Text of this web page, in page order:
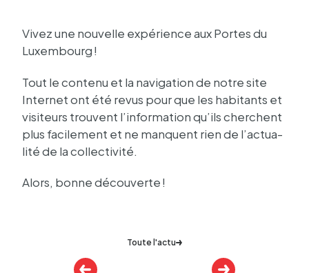
Vivez une nouvelle expé­rience aux Portes du
Luxem­bourg !
Tout le contenu et la navi­ga­tion de notre site
Inter­net ont été revus pour que les habi­tants et
visi­teurs trouvent l’in­for­ma­tion qu’ils cherchent
plus faci­le­ment et ne manquent rien de l’ac­tua­
lité de la collec­ti­vité.
Alors, bonne décou­verte !
Toute l'actu
Autres